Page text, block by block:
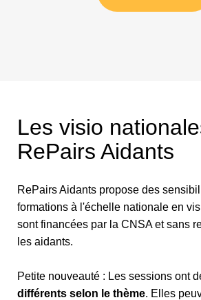
Les visio
RePairs Aidants
RePairs Aidants propose des
formations à l'échelle nationale en
sont financées par la CNSA et sans
les aidants.
Petite nouveauté : Les sessions ont
différents selon le thème. Elles